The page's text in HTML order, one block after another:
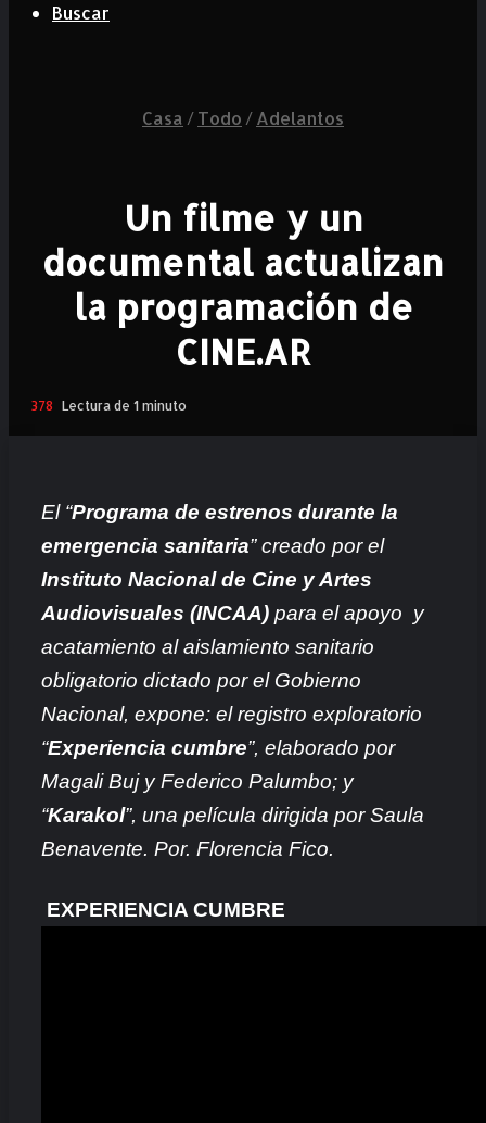
Buscar
Casa /Todo /Adelantos
Un filme y un
documental actualizan
la programación de
CINE.AR
378 Lectura de 1 minuto
El “Programa de estrenos durante la
emergencia sanitaria” creado por el
Instituto Nacional de Cine y Artes
Audiovisuales (INCAA) para el apoyo y
acatamiento al aislamiento sanitario
obligatorio dictado por el Gobierno
Nacional, expone: el registro exploratorio
“Experiencia cumbre”, elaborado por
Magali Buj y Federico Palumbo; y
“Karakol”, una película dirigida por Saula
Benavente. Por. Florencia Fico.
EXPERIENCIA CUMBRE